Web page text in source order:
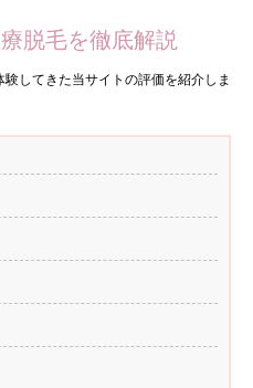
脱毛を徹底解説
してきた当サイトの評価を紹介しま